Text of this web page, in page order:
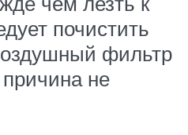
почистить
фильтр
не